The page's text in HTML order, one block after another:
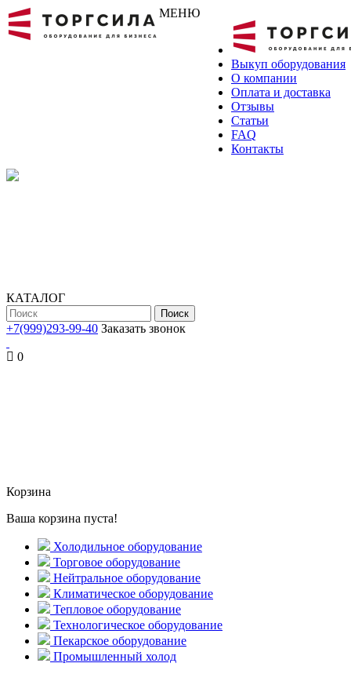
МЕНЮ
Выкуп оборудования
О компании
Оплата и доставка
Отзывы
Статьи
FAQ
Контакты
КАТАЛОГ
Поиск
+7(999)293-99-40 Заказать звонок
0
Корзина
Ваша корзина пуста!
Холодильное оборудование
Торговое оборудование
Нейтральное оборудование
Климатическое оборудование
Тепловое оборудование
Технологическое оборудование
Пекарское оборудование
Промышленный холод